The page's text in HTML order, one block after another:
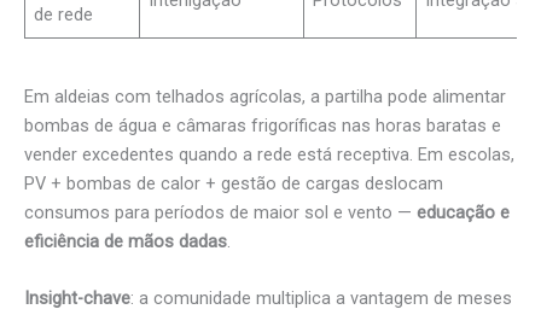
de rede
Em aldeias com telhados agrícolas, a partilha pode alimentar
bombas de água e câmaras frigoríficas nas horas baratas e
vender excedentes quando a rede está receptiva. Em escolas,
PV + bombas de calor + gestão de cargas deslocam
consumos para períodos de maior sol e vento — educação e
eficiência de mãos dadas.
Insight-chave: a comunidade multiplica a vantagem de meses